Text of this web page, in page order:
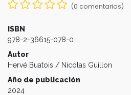
(0 comentarios)
ISBN
978-2-36615-078-0
Autor
Hervé Buatois / Nicolas Guillon
Año de publicación
2024